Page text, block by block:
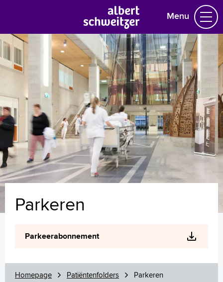
Menu
Homepage
Praktische informatie
Specialismen
Werken en leren
Medewerkers
Contact
MijnASz
Language
Parkeren
Parkeerabonnement
Homepage Patiëntenfolders Parkeren